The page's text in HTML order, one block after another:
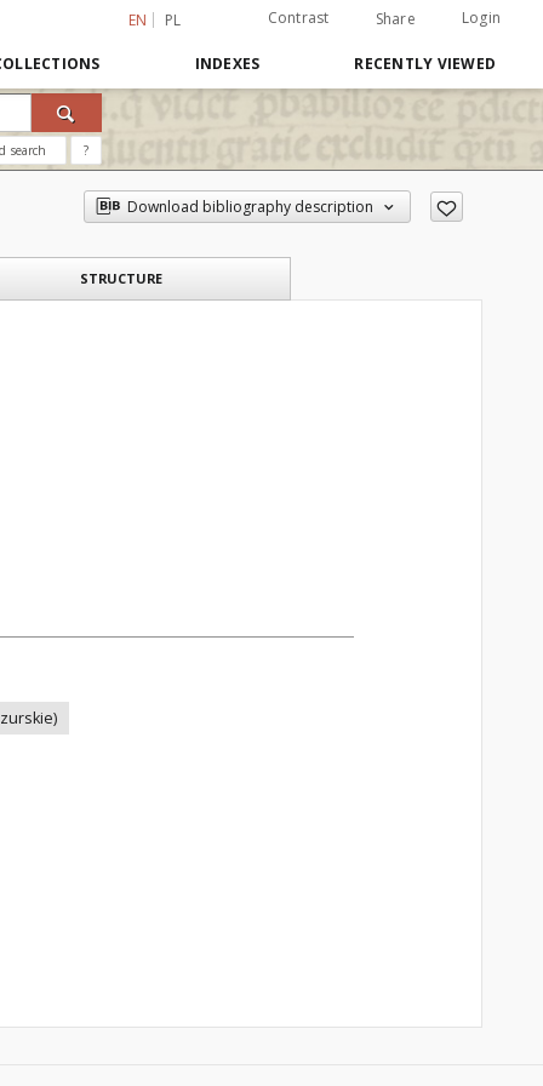
EN PL Contrast Share Login
INDEXES RECENTLY VIEWED
search ?
Download bibliography description
STRUCTURE